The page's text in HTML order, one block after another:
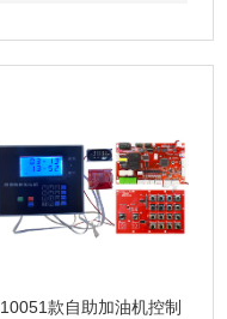
10051款自助加油机控制